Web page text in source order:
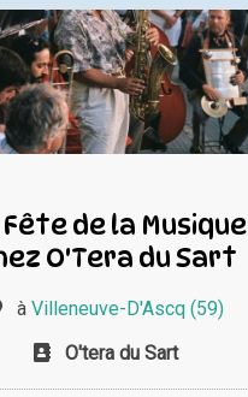
Fête de la Musique
O'Tera du Sart
à Villeneuve-D'Ascq (59)
O'tera du Sart